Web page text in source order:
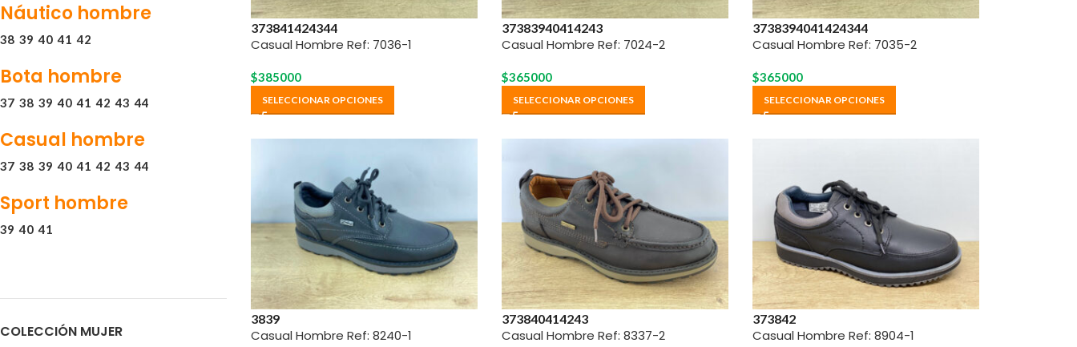
Náutico hombre
38 39 40 41 42
Bota hombre
37 38 39 40 41 42 43 44
Casual hombre
37 38 39 40 41 42 43 44
Sport hombre
39 40 41
COLECCIÓN MUJER
373841424344
Casual Hombre Ref: 7036-1
$385000
SELECCIONAR OPCIONES
37383940414243
Casual Hombre Ref: 7024-2
$365000
SELECCIONAR OPCIONES
3738394041424344
Casual Hombre Ref: 7035-2
$365000
SELECCIONAR OPCIONES
3839
Casual Hombre Ref: 8240-1
373840414243
Casual Hombre Ref: 8337-2
373842
Casual Hombre Ref: 8904-1